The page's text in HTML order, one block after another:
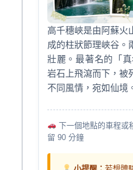
高千穗峽是由阿蘇火
成的柱狀節理峽谷。
壯麗。最著名的「
岩石上飛瀉而下，被
不同風情，宛如仙境
下一個地點的車程或
留 90 分鐘